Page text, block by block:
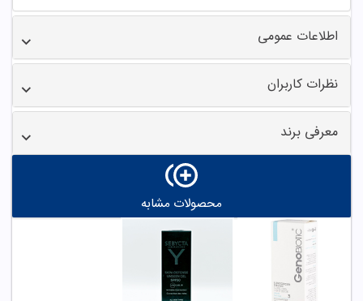
اطلاعات عمومی
نظرات کاربران
معرفی برند
محصولات مشابه